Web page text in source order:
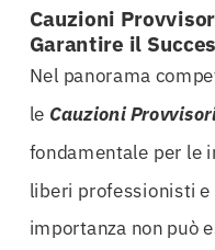
Cauzioni
Garantire il
Nel panorama
le Cauzioni
fondamentale per le
liberi professionisti e
importanza non può